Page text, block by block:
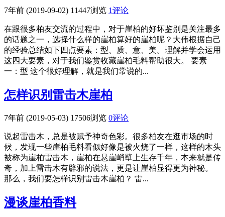
7年前 (2019-09-02) 11447浏览 1评论
在跟很多柏友交流的过程中，对于崖柏的好坏鉴别是关注最多
的话题之一，选择什么样的崖柏算好的崖柏呢？大伟根据自己
的经验总结如下四点要素：型、质、意、美。理解并学会运用
这四大要素，对于我们鉴赏收藏崖柏毛料帮助很大。 要素
一：型 这个很好理解，就是我们常说的...
怎样识别雷击木崖柏
7年前 (2019-05-03) 17506浏览 0评论
说起雷击木，总是被赋予神奇色彩。很多柏友在逛市场的时
候，发现一些崖柏毛料看似好像是被火烧了一样，这样的木头
被称为崖柏雷击木，崖柏在悬崖峭壁上生存千年，本来就是传
奇，加上雷击木有辟邪的说法，更是让崖柏显得更为神秘。
那么，我们要怎样识别雷击木崖柏？ 雷...
漫谈崖柏香料